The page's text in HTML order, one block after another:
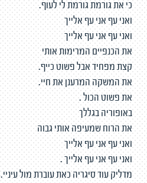
כי את גורמת גורמת לי לעוף.
ואני עף אני עף אלייך
ואני עף אני עף אלייך
את הכנפיים המרימות אותי
קצת מפחיד אבל פשוט כייף.
את המשקה המרענן את חיי.
את פשוט הכול .
באופוריה בגללך
את הרוח שמעיפה אותי גבוה
ואני עף אני עף אלייך
ואני עף אני עף אלייך .
מדליק עוד סיגריה כאת עוברת מול עיניי.